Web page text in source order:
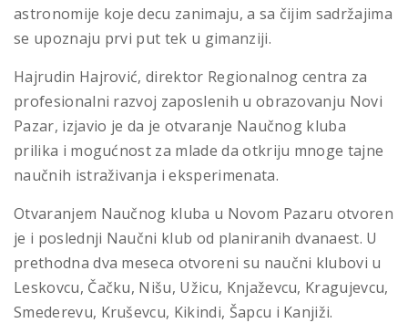
astronomije koje decu zanimaju, a sa čijim sadržajima
se upoznaju prvi put tek u gimanziji.
Hajrudin Hajrović, direktor Regionalnog centra za
profesionalni razvoj zaposlenih u obrazovanju Novi
Pazar, izjavio je da je otvaranje Naučnog kluba
prilika i mogućnost za mlade da otkriju mnoge tajne
naučnih istraživanja i eksperimenata.
Otvaranjem Naučnog kluba u Novom Pazaru otvoren
je i poslednji Naučni klub od planiranih dvanaest. U
prethodna dva meseca otvoreni su naučni klubovi u
Leskovcu, Čačku, Nišu, Užicu, Knjaževcu, Kragujevcu,
Smederevu, Kruševcu, Kikindi, Šapcu i Kanjiži.